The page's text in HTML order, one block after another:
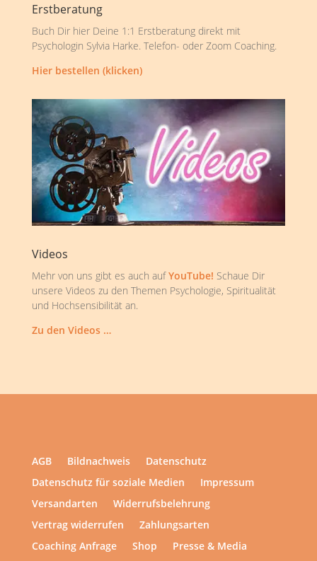
Erstberatung
Buch Dir hier Deine 1:1 Erstberatung direkt mit
Psychologin Sylvia Harke. Telefon- oder Zoom Coaching.
Hier bestellen (klicken)
Videos
Mehr von uns gibt es auch aufYouTube! Schaue Dir
unsere Videos zu den Themen Psychologie, Spiritualität
und Hochsensibilität an.
Zu den Videos …
AGB Bildnachweis
Datenschutz
Datenschutz für soziale Medien
Impressum
Versandarten
Widerrufsbelehrung
Vertrag widerrufen
Zahlungsarten
Coaching Anfrage
Shop
Presse & Media